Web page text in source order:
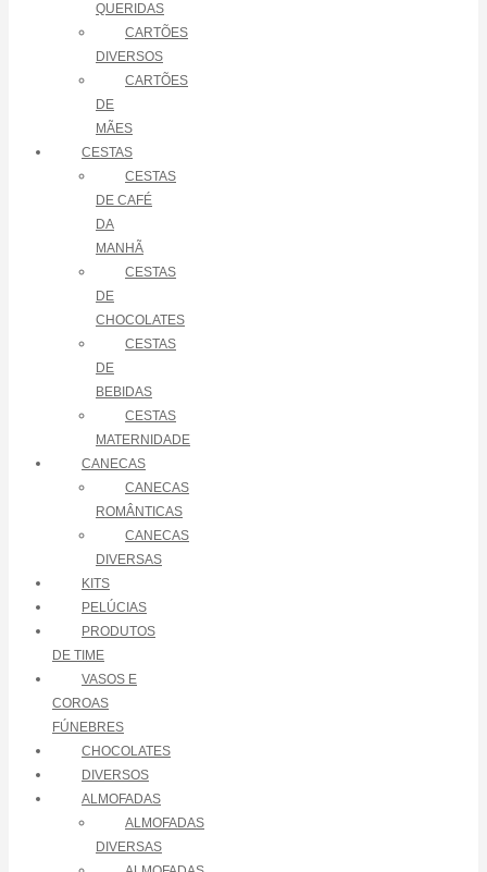
QUERIDAS
CARTÕES
DIVERSOS
CARTÕES
DE
MÃES
CESTAS
CESTAS
DE CAFÉ
DA
MANHÃ
CESTAS
DE
CHOCOLATES
CESTAS
DE
BEBIDAS
CESTAS
MATERNIDADE
CANECAS
CANECAS
ROMÂNTICAS
CANECAS
DIVERSAS
KITS
PELÚCIAS
PRODUTOS
DE TIME
VASOS E
COROAS
FÚNEBRES
CHOCOLATES
DIVERSOS
ALMOFADAS
ALMOFADAS
DIVERSAS